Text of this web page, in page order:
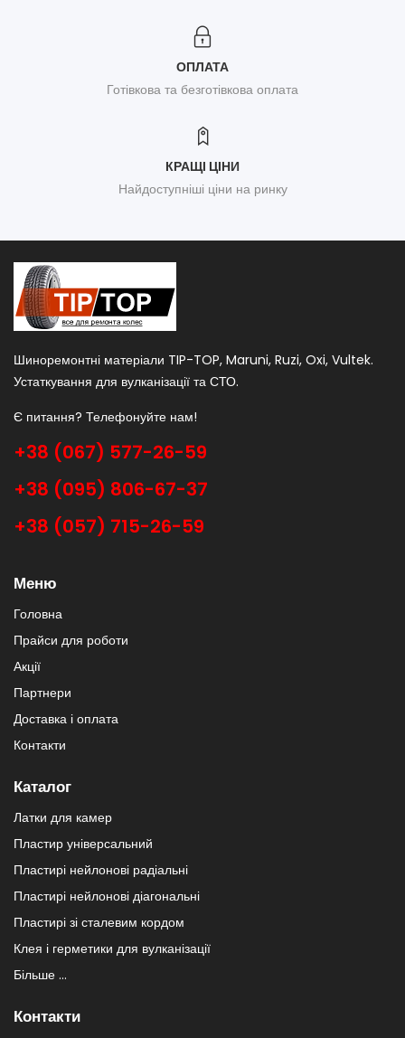
ОПЛАТА
Готівкова та безготівкова оплата
КРАЩІ ЦІНИ
Найдоступніші ціни на ринку
Шиноремонтні матеріали TIP-TOP, Maruni, Ruzi, Oxi, Vultek.
Устаткування для вулканізації та СТО.
Є питання? Телефонуйте нам!
+38 (067) 577-26-59
+38 (095) 806-67-37
+38 (057) 715-26-59
Меню
Головна
Прайси для роботи
Акції
Партнери
Доставка і оплата
Контакти
Каталог
Латки для камер
Пластир універсальний
Пластирі нейлонові радіальні
Пластирі нейлонові діагональні
Пластирі зі сталевим кордом
Клея і герметики для вулканізації
Більше ...
Контакти